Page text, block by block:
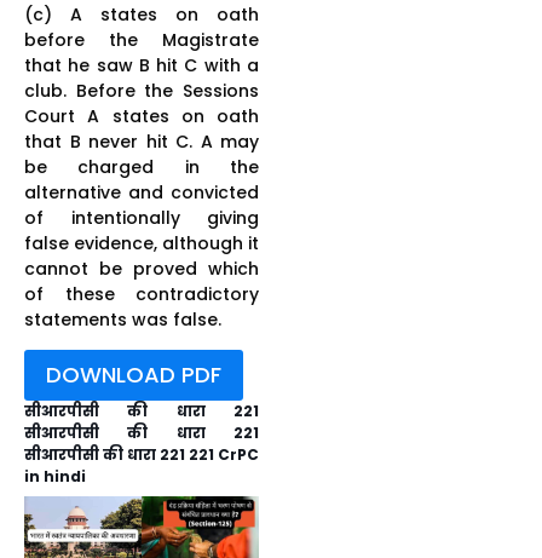
(c) A states on oath
before the Magistrate
that he saw B hit C with a
club. Before the Sessions
Court A states on oath
that B never hit C. A may
be charged in the
alternative and convicted
of intentionally giving
false evidence, although it
cannot be proved which
of these contradictory
statements was false.
DOWNLOAD PDF
सीआरपीसी की धारा 221
सीआरपीसी की धारा 221
सीआरपीसी की धारा 221 221 CrPC
in hindi